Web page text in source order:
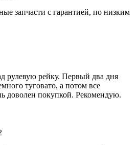
запчасти с гарантией, по низким
рулевую рейку. Первый два дня
туговато, а потом все
доволен покупкой. Рекомендую.